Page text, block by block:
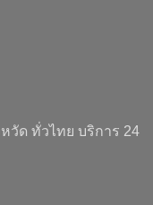
วัด ทั่วไทย บริการ 24